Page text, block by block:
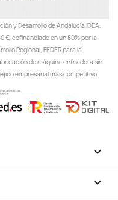
y Desarrollo de Andalucía IDEA,
€, cofinanciado en un 80% por la
Regional, FEDER para la
de máquina enfriadora sin
empresarial más competitivo.

